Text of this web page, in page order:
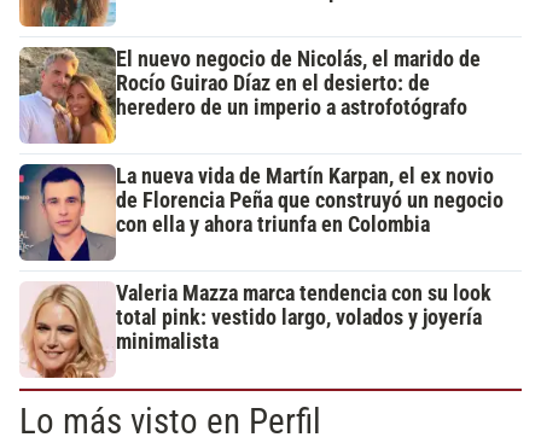
El nuevo negocio de Nicolás, el marido de
Rocío Guirao Díaz en el desierto: de
heredero de un imperio a astrofotógrafo
La nueva vida de Martín Karpan, el ex novio
de Florencia Peña que construyó un negocio
con ella y ahora triunfa en Colombia
Valeria Mazza marca tendencia con su look
total pink: vestido largo, volados y joyería
minimalista
Lo más visto en Perfil